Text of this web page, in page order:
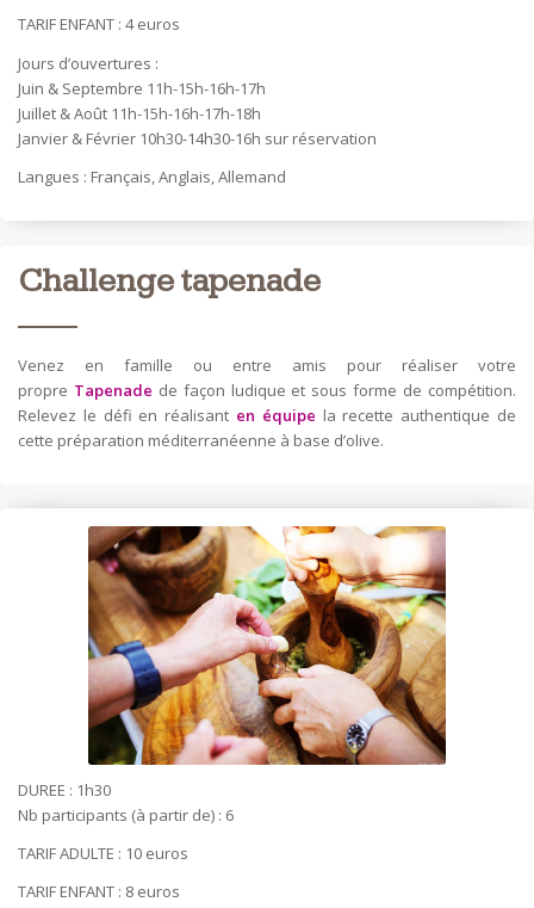
TARIF ENFANT : 4 euros
Jours d’ouvertures :
Juin & Septembre 11h-15h-16h-17h
Juillet & Août 11h-15h-16h-17h-18h
Janvier & Février 10h30-14h30-16h sur réservation
Langues : Français, Anglais, Allemand
Challenge tapenade
Venez en famille ou entre amis pour réaliser votre
propre Tapenade de façon ludique et sous forme de compétition.
Relevez le défi en réalisant en équipe la recette authentique de
cette préparation méditerranéenne à base d’olive.
DUREE : 1h30
Nb participants (à partir de) : 6
TARIF ADULTE : 10 euros
TARIF ENFANT : 8 euros